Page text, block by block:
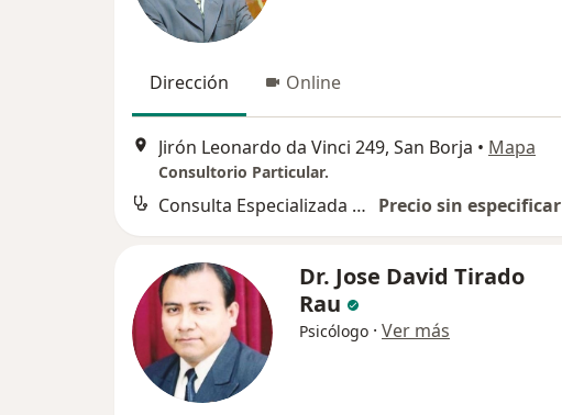
Dirección Online
Jirón Leonardo da Vinci 249, San Borja • Mapa
Consultorio Particular.
Consulta Especializada en Psiquiatría Precio sin especificar
Dr. Jose David Tirado
Rau
Psicólogo · Ver más